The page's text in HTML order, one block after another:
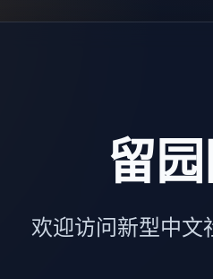
留
欢迎访问新型中文